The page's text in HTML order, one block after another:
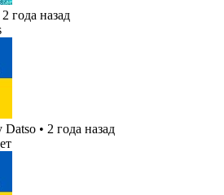
2 года назад
Datso • 2 года назад